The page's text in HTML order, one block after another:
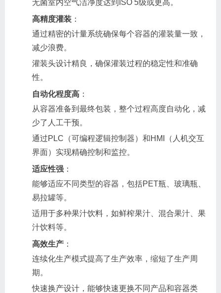
无菌室内空气洁净度达到ISO 5级或更高。
高精度灌装 ：
通过精密的计量系统确保每个容器的灌装量一致，
减少浪费。
灌装头设计精良，确保灌装过程的稳定性和准确
性。
自动化程度高 ：
从容器准备到最终包装，整个过程高度自动化，减
少了人工干预。
通过PLC（可编程逻辑控制器）和HMI（人机交互
界面）实现精确控制和监控。
适应性强 ：
能够适应不同类型的容器，包括PET瓶、玻璃瓶、
易拉罐等。
适用于多种果汁饮料，如鲜榨果汁、混合果汁、果
汁饮料等。
高效生产 ：
连续化生产模式提高了生产效率，缩短了生产周
期。
快速换产设计，能够快速更换不同产品和容器类